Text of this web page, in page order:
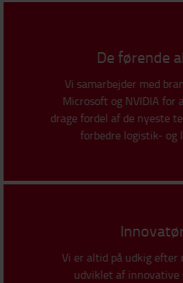
De førende
Vi samarbejder med
Microsoft og NVIDIA for
drage fordel af de nyeste
forbedre logistik- og
Vi er altid på udkig efter
udviklet af innovative